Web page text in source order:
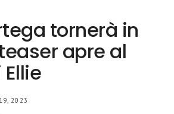
tornerà in
apre al
2023